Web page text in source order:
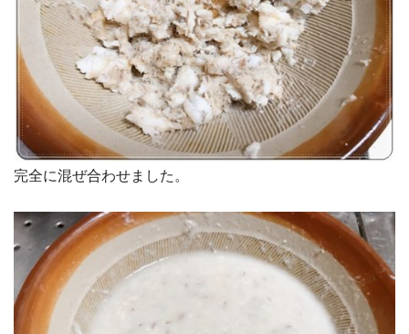
完全に混ぜ合わせました。